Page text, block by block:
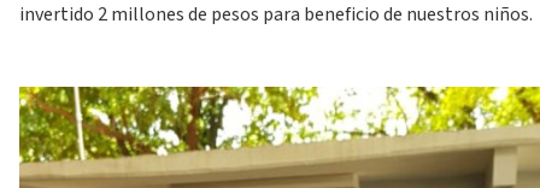
invertido 2 millones de pesos para beneficio de nuestros niños.